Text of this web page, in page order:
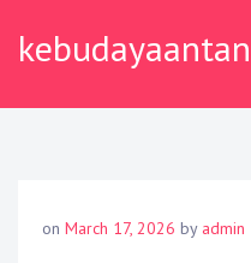
on March 17, 2026 by admin